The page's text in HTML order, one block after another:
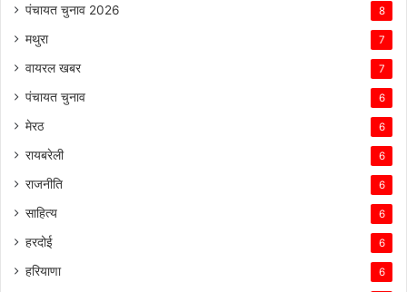
पंचायत चुनाव 2026 8
मथुरा 7
वायरल खबर 7
पंचायत चुनाव 6
मेरठ 6
रायबरेली 6
राजनीति 6
साहित्य 6
हरदोई 6
हरियाणा 6